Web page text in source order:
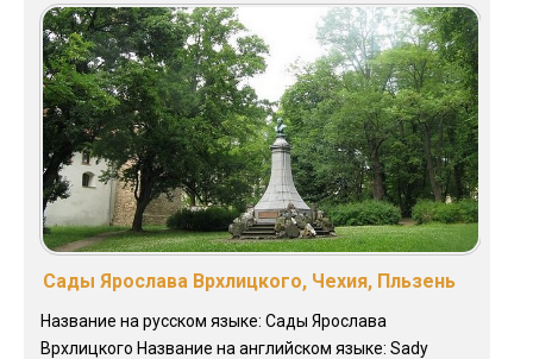
Сады Ярослава Врхлицкого, Чехия, Пльзень
Название на русском языке: Сады Ярослава
Врхлицкого Название на английском языке: Sady